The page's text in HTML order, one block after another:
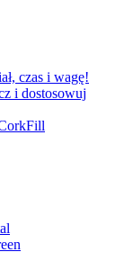
czas i wagę!
i dostosowuj